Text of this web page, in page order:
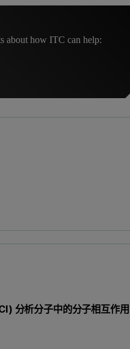
about how ITC can help:
分析分子中的分子相互作用